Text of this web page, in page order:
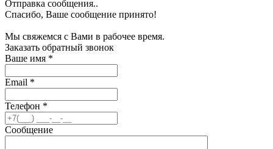
Отправка сообщения..
Спасибо, Ваше сообщение принято!
Мы свяжемся с Вами в рабочее время.
Заказать обратный звонок
Ваше имя *
Email *
Телефон *
Сообщение